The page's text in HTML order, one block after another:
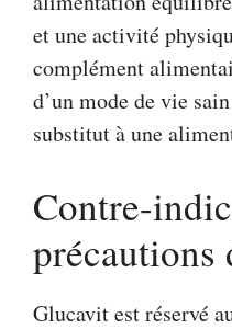
et une activité
complément
d’un mode de vie
substitut à une
Contre-
précautions
Glucavit est réservé